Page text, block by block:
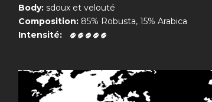
Body: sdoux et velouté
Composition: 85% Robusta, 15% Arabica
Intensité: